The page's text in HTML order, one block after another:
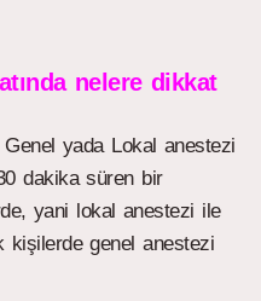
nelere dikkat
yada Lokal anestezi
dakika süren bir
yani lokal anestezi ile
kişilerde genel anestezi